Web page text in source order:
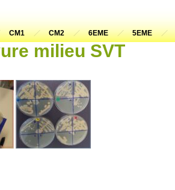
CM1 CM2 6EME 5EME
milieu SVT